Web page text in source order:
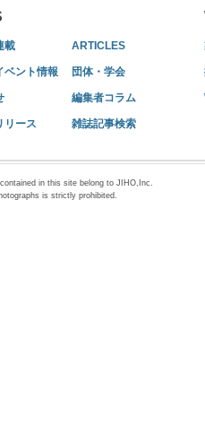
載 ARTICLES
ベント情報 団体・学会
編集者コラム
リース 雑誌記事検索
in this site belong to JIHO,Inc.
is strictly prohibited.